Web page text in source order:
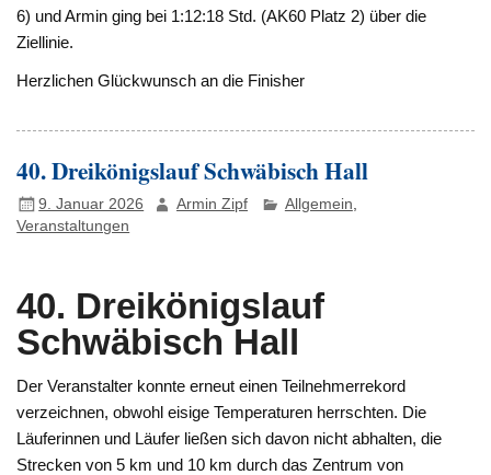
6) und Armin ging bei 1:12:18 Std. (AK60 Platz 2) über die
Ziellinie.
Herzlichen Glückwunsch an die Finisher
40. Dreikönigslauf Schwäbisch Hall
9. Januar 2026 Armin Zipf Allgemein
Veranstaltungen
40. Dreikönigslauf
Schwäbisch Hall
Der Veranstalter konnte erneut einen Teilnehmerrekord
verzeichnen, obwohl eisige Temperaturen herrschten. Die
Läuferinnen und Läufer ließen sich davon nicht abhalten, die
Strecken von 5 km und 10 km durch das Zentrum von